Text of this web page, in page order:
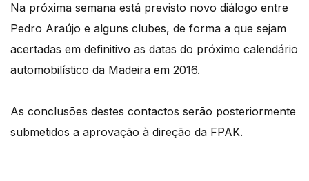
Na próxima semana está previsto novo diálogo entre
Pedro Araújo e alguns clubes, de forma a que sejam
acertadas em definitivo as datas do próximo calendário
automobilístico da Madeira em 2016.
As conclusões destes contactos serão posteriormente
submetidos a aprovação à direção da FPAK.